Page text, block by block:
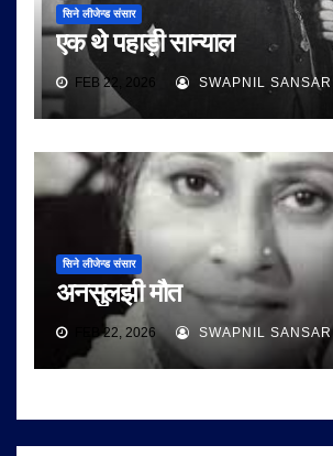
सिने लीजेन्ड संसार
एक थे पहाड़ी सान्याल
FEB 22, 2026 SWAPNIL SANSAR
सिने लीजेन्ड संसार
अनसुलझी मौत
FEB 22, 2026 SWAPNIL SANSAR